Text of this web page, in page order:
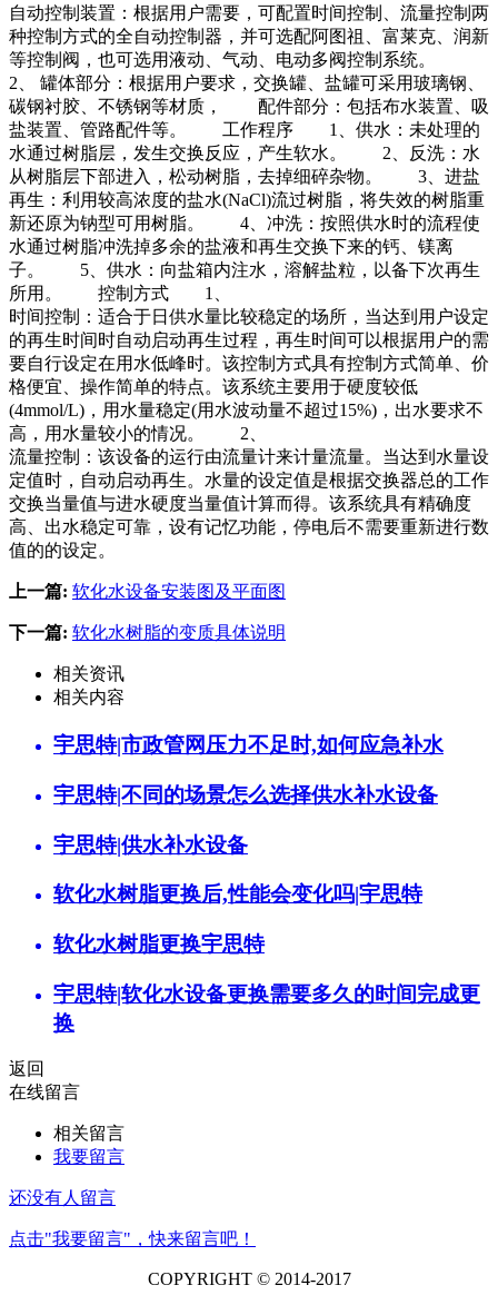
自动控制装置：根据用户需要，可配置时间控制、流量控制两
种控制方式的全自动控制器，并可选配阿图祖、富莱克、润新
等控制阀，也可选用液动、气动、电动多阀控制系统。
2、 罐体部分：根据用户要求，交换罐、盐罐可采用玻璃钢、
碳钢衬胶、不锈钢等材质， 配件部分：包括布水装置、吸
盐装置、管路配件等。 工作程序 1、供水：未处理的
水通过树脂层，发生交换反应，产生软水。 2、反洗：水
从树脂层下部进入，松动树脂，去掉细碎杂物。 3、进盐
再生：利用较高浓度的盐水(NaCl)流过树脂，将失效的树脂重
新还原为钠型可用树脂。 4、冲洗：按照供水时的流程使
水通过树脂冲洗掉多余的盐液和再生交换下来的钙、镁离
子。 5、供水：向盐箱内注水，溶解盐粒，以备下次再生
所用。 控制方式 1、
时间控制：适合于日供水量比较稳定的场所，当达到用户设定
的再生时间时自动启动再生过程，再生时间可以根据用户的需
要自行设定在用水低峰时。该控制方式具有控制方式简单、价
格便宜、操作简单的特点。该系统主要用于硬度较低
(4mmol/L)，用水量稳定(用水波动量不超过15%)，出水要求不
高，用水量较小的情况。 2、
流量控制：该设备的运行由流量计来计量流量。当达到水量设
定值时，自动启动再生。水量的设定值是根据交换器总的工作
交换当量值与进水硬度当量值计算而得。该系统具有精确度
高、出水稳定可靠，设有记忆功能，停电后不需要重新进行数
值的的设定。
上一篇: 软化水设备安装图及平面图
下一篇: 软化水树脂的变质具体说明
相关资讯
相关内容
宇思特|市政管网压力不足时,如何应急补水
宇思特|不同的场景怎么选择供水补水设备
宇思特|供水补水设备
软化水树脂更换后,性能会变化吗|宇思特
软化水树脂更换宇思特
宇思特|软化水设备更换需要多久的时间完成更
换
返回
在线留言
相关留言
我要留言
还没有人留言
点击"我要留言"，快来留言吧！
COPYRIGHT © 2014-2017